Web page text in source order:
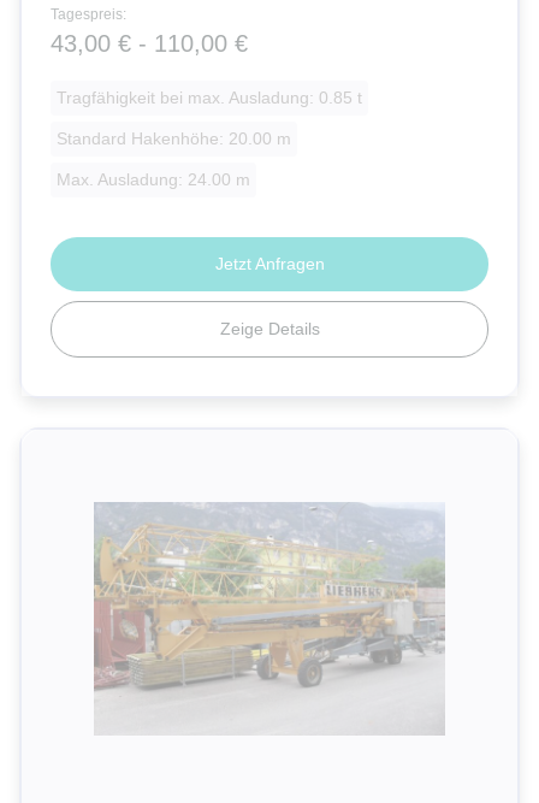
Tagespreis:
43,00 € - 110,00 €
Tragfähigkeit bei max. Ausladung: 0.85 t
Standard Hakenhöhe: 20.00 m
Max. Ausladung: 24.00 m
Zeige Details
Jetzt Anfragen